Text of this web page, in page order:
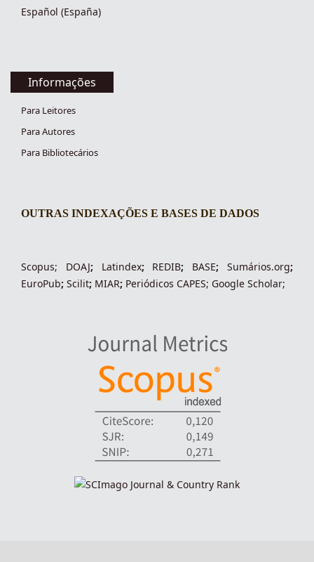
Español (España)
Informações
Para Leitores
Para Autores
Para Bibliotecários
indexacoes-fronteiras
OUTRAS INDEXAÇÕES E BASES DE DADOS
Scopus; DOAJ; Latindex; REDIB; BASE;Sumários.org;
EuroPub; Scilit; MIAR; Periódicos CAPES; Google Scholar;
indexadores-fronteiras